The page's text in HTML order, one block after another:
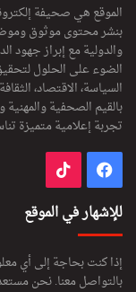
الموقع هي صحيفة
بنشر محتوى موثوق
والدولية مع إبراز جهود
الضوء على الحلول
السياسة، الاقتصاد،
بالقيم الصحفية
تجربة إعلامية متميزة
فيسبوك
للإشهار في الموقع
إذا كنت بحاجة إلى أي
بالتواصل معنا. نحن